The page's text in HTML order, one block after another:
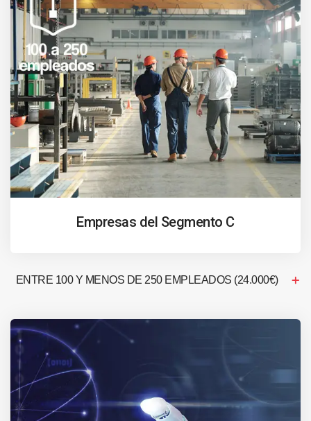
Empresas del Segmento C
ENTRE 100 Y MENOS DE 250 EMPLEADOS (24.000€)